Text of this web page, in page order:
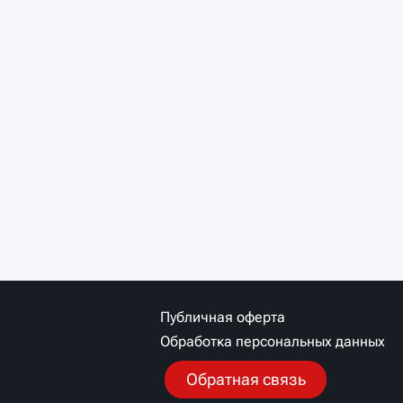
Публичная оферта
Обработка персональных данных
Обратная связь